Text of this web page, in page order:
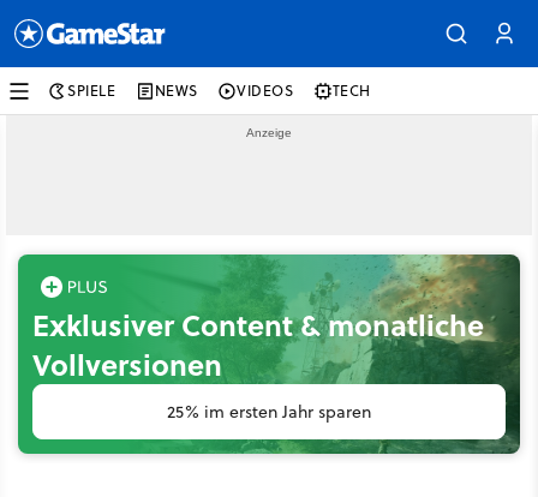
SPIELE NEWS VIDEOS TECH
Exklusiver Content & monatliche
Vollversionen
25% im ersten Jahr sparen